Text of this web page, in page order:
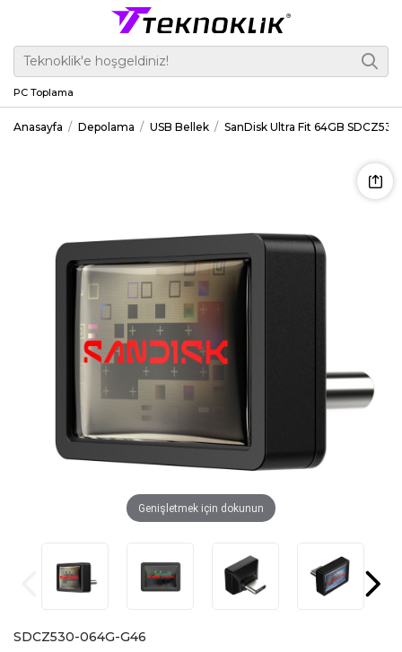
PC Toplama
Anasayfa Depolama USB Bellek SanDisk Ultra Fit 64GB
Genişletmek için dokunun
SDCZ530-064G-G46